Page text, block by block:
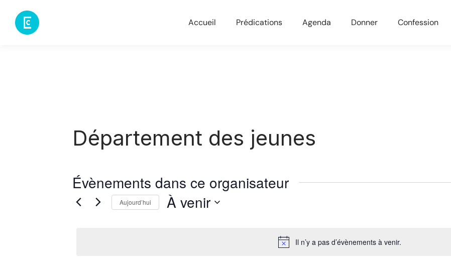
Accueil Prédications Agenda Donner Confession
Département des jeunes
Évènements dans ce organisateur
Notice
Il n’y a pas d’évènements à venir.
Aujourd’hui À venir